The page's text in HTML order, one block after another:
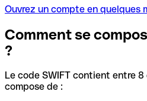
Ouvrez un compte en quelques
Comment se
?
Le code SWIFT contient entre
compose de :